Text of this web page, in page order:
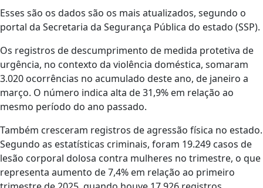
Esses são os dados são os mais atualizados, segundo o
portal da Secretaria da Segurança Pública do estado (SSP).
Os registros de descumprimento de medida protetiva de
urgência, no contexto da violência doméstica, somaram
3.020 ocorrências no acumulado deste ano, de janeiro a
março. O número indica alta de 31,9% em relação ao
mesmo período do ano passado.
Também cresceram registros de agressão física no estado.
Segundo as estatísticas criminais, foram 19.249 casos de
lesão corporal dolosa contra mulheres no trimestre, o que
representa aumento de 7,4% em relação ao primeiro